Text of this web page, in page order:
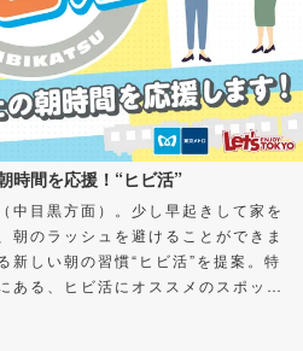
時間を応援！“ヒビ活”
中目黒方面）。少し早起きして家を
朝のラッシュを避けることができま
新しい朝の習慣“ヒビ活”を提案。特
ある、ヒビ活にオススメのスポット